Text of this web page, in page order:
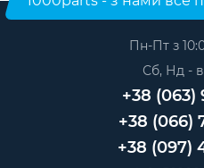
Корпусні елементи для
Корпусні елементи для
Корпусні елементи для
Корпусні елементи для
Тримач Sim-карти iPhone
Тримач Sim-карти iPhone
Тримач Sim-карти iPhone
Тримач Sim-карти iPhone
Пн-Пт з
Сб, Нд -
+38 (063)
+38 (066)
+38 (097)